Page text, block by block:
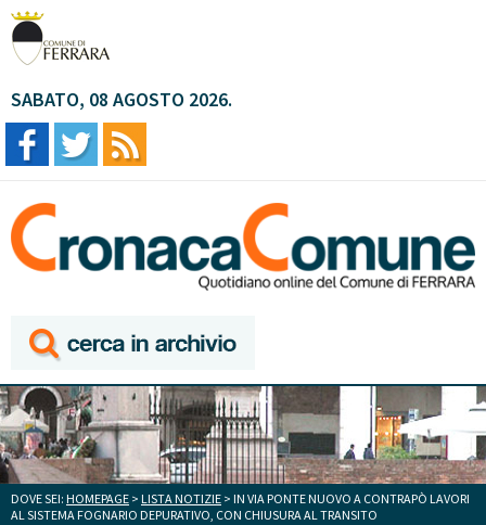
SABATO, 08 AGOSTO 2026.
DOVE SEI: HOMEPAGE > LISTA NOTIZIE > IN VIA PONTE NUOVO A CONTRAPÒ LAVORI
AL SISTEMA FOGNARIO DEPURATIVO, CON CHIUSURA AL TRANSITO